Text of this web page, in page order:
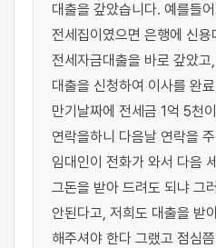
대출을 갚았습니다. 예를들
전세집이였으면 은행에 신
전세자금대출을 바로 갚았
대출을 신청하여 이사를 완
만기날짜에 전세금 1억 5천
연락을하니 다음날 연락을
임대인이 전화가 와서 다음
그돈을 받아 드려도 되냐 그
안된다고, 저희도 대출을 받
해주셔야 한다 그랬고 점심